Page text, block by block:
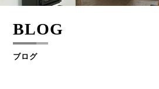
BLOG
ブログ